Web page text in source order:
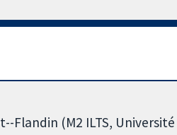
Flandin (M2 ILTS, Université